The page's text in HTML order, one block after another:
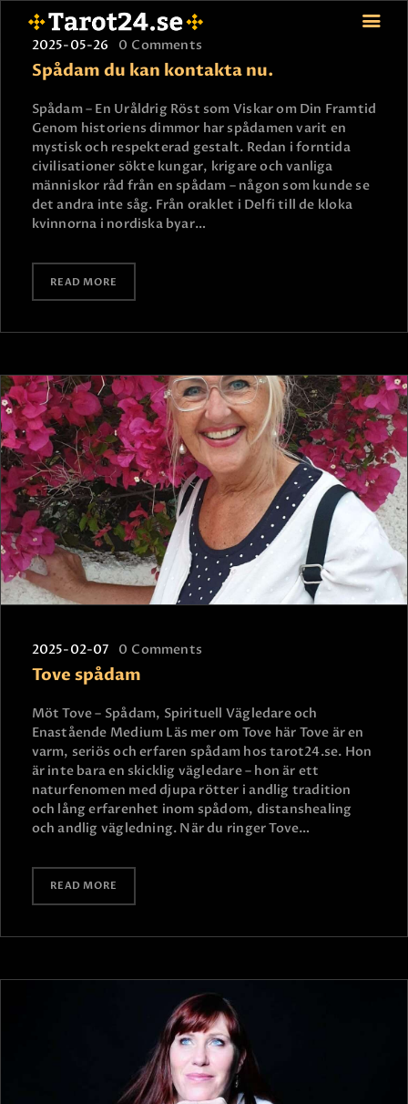
HEM
ASTROLOGI
STJÄRNTECKEN
TAROT
SPÅDAM-SIERSKA
BLOGG
JOBBA SOM SPÅDAM
FAQ
2025-05-26 0 Comments
Spådam du kan kontakta nu.
Spådam – En Uråldrig Röst som Viskar om Din Framtid
Genom historiens dimmor har spådamen varit en
mystisk och respekterad gestalt. Redan i forntida
civilisationer sökte kungar, krigare och vanliga
människor råd från en spådam – någon som kunde se
det andra inte såg. Från oraklet i Delfi till de kloka
kvinnorna i nordiska byar…
READ MORE
2025-02-07 0 Comments
Tove spådam
Möt Tove – Spådam, Spirituell Vägledare och
Enastående Medium Läs mer om Tove här Tove är en
varm, seriös och erfaren spådam hos tarot24.se. Hon
är inte bara en skicklig vägledare – hon är ett
naturfenomen med djupa rötter i andlig tradition
och lång erfarenhet inom spådom, distanshealing
och andlig vägledning. När du ringer Tove…
READ MORE